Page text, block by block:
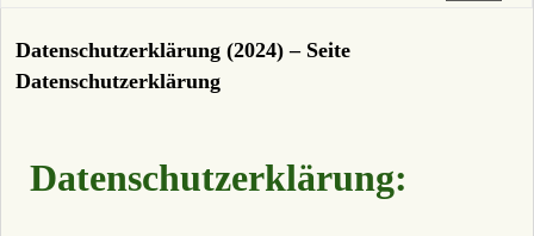
Datenschutzerklärung (2024) – Seite
Datenschutzerklärung
Datenschutzerklärung: